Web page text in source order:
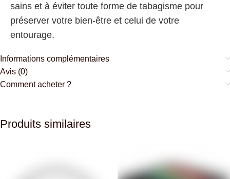
sains et à éviter toute forme de tabagisme pour
préserver votre bien-être et celui de votre
entourage.
Informations complémentaires
Avis (0)
Comment acheter ?
Produits similaires